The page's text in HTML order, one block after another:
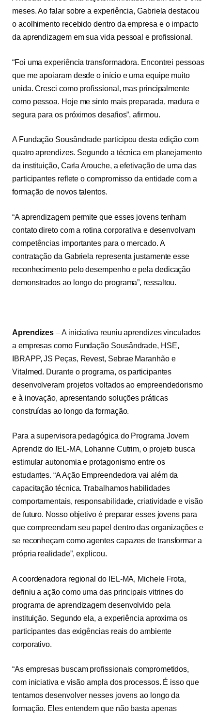
meses. Ao falar sobre a experiência, Gabriela destacou
o acolhimento recebido dentro da empresa e o impacto
da aprendizagem em sua vida pessoal e profissional.
“Foi uma experiência transformadora. Encontrei pessoas
que me apoiaram desde o início e uma equipe muito
unida. Cresci como profissional, mas principalmente
como pessoa. Hoje me sinto mais preparada, madura e
segura para os próximos desafios”, afirmou.
A Fundação Sousândrade participou desta edição com
quatro aprendizes. Segundo a técnica em planejamento
da instituição, Carla Arouche, a efetivação de uma das
participantes reflete o compromisso da entidade com a
formação de novos talentos.
“A aprendizagem permite que esses jovens tenham
contato direto com a rotina corporativa e desenvolvam
competências importantes para o mercado. A
contratação da Gabriela representa justamente esse
reconhecimento pelo desempenho e pela dedicação
demonstrados ao longo do programa”, ressaltou.
Aprendizes – A iniciativa reuniu aprendizes vinculados
a empresas como Fundação Sousândrade, HSE,
IBRAPP, JS Peças, Revest, Sebrae Maranhão e
Vitalmed. Durante o programa, os participantes
desenvolveram projetos voltados ao empreendedorismo
e à inovação, apresentando soluções práticas
construídas ao longo da formação.
Para a supervisora pedagógica do Programa Jovem
Aprendiz do IEL-MA, Lohanne Cutrim, o projeto busca
estimular autonomia e protagonismo entre os
estudantes. “A Ação Empreendedora vai além da
capacitação técnica. Trabalhamos habilidades
comportamentais, responsabilidade, criatividade e visão
de futuro. Nosso objetivo é preparar esses jovens para
que compreendam seu papel dentro das organizações e
se reconheçam como agentes capazes de transformar a
própria realidade”, explicou.
A coordenadora regional do IEL-MA, Michele Frota,
definiu a ação como uma das principais vitrines do
programa de aprendizagem desenvolvido pela
instituição. Segundo ela, a experiência aproxima os
participantes das exigências reais do ambiente
corporativo.
“As empresas buscam profissionais comprometidos,
com iniciativa e visão ampla dos processos. É isso que
tentamos desenvolver nesses jovens ao longo da
formação. Eles entendem que não basta apenas